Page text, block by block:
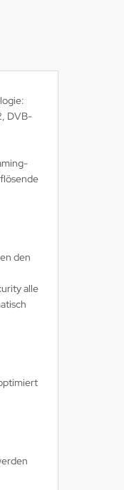
DVB-
den
alle